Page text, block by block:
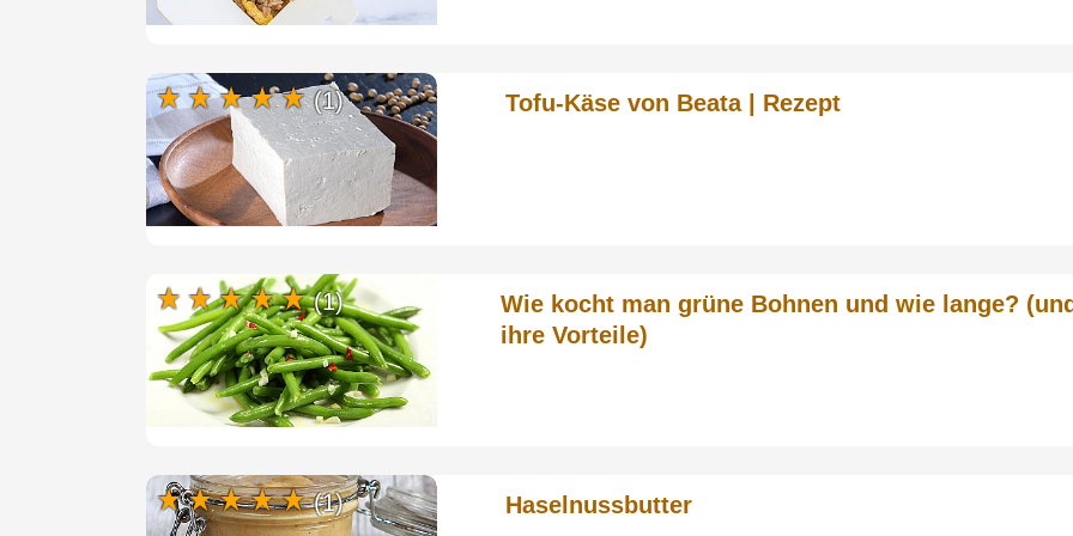
Tofu-Käse von Beata | Rezept
(1)
Wie kocht man grüne Bohnen und wie lange?
ihre Vorteile)
(1)
Haselnussbutter
(1)